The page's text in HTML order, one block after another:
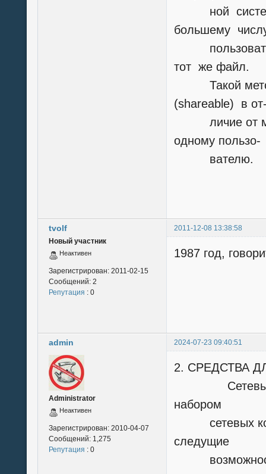
ной
большему
тот же файл.
Такой метод
(shareable) в
личие от
одному пользо-
вателю.
tvolf
2011-12-08 13:38:58
Новый участник
Неактивен
Зарегистрирован: 2011-02-15
Сообщений: 2
Репутация : 0
1987 год,
admin 2024-07-23 09:40:51
Administrator
Неактивен
Зарегистрирован: 2010-04-07
Сообщений: 1,275
Репутация : 0
2. СРЕДСТВА
Сетевые
набором
сетевых
следущие